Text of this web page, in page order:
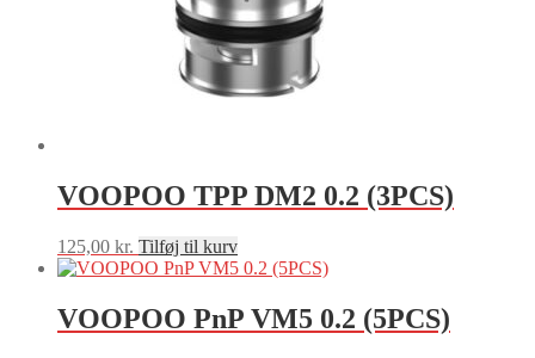
VOOPOO TPP DM2 0.2 (3PCS)
125,00 kr. Tilføj til kurv
VOOPOO PnP VM5 0.2 (5PCS)